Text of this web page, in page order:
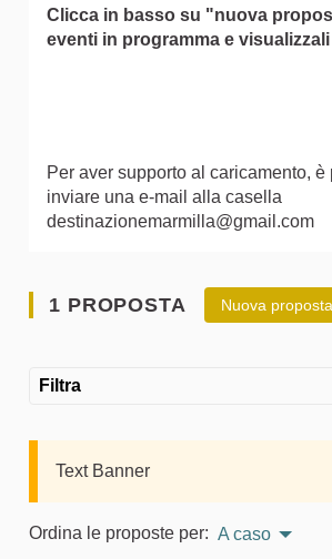
Clicca in basso su "nuova
eventi in programma e
Per aver supporto al caricamento,
inviare una e-mail alla casella
destinazionemarmilla@gmail.com
1 PROPOSTA Nuova proposta
Filtra
Text Banner
Ordina le proposte per: A caso